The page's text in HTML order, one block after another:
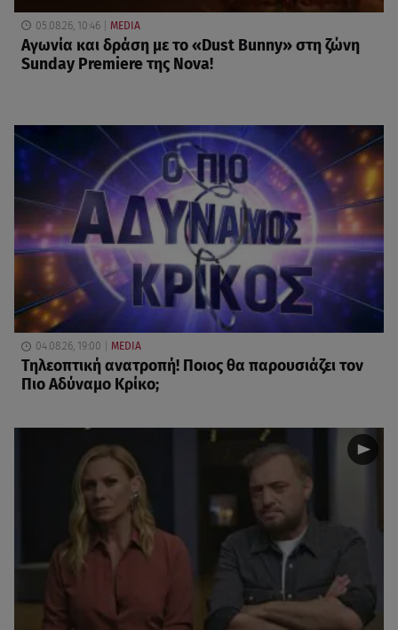
05.08.26, 10:46 MEDIA
Αγωνία και δράση με το «Dust Bunny» στη ζώνη
Sunday Premiere της Nova!
04.08.26, 19:00 MEDIA
Τηλεοπτική ανατροπή! Ποιος θα παρουσιάζει τον
Πιο Αδύναμο Κρίκο;